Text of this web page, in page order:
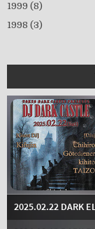
1999 (8)
1998 (3)